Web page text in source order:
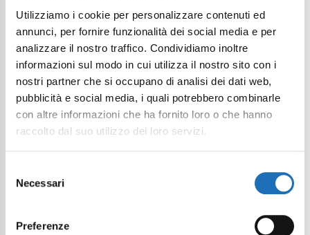
Utilizziamo i cookie per personalizzare contenuti ed
annunci, per fornire funzionalità dei social media e per
analizzare il nostro traffico. Condividiamo inoltre
informazioni sul modo in cui utilizza il nostro sito con i
nostri partner che si occupano di analisi dei dati web,
pubblicità e social media, i quali potrebbero combinarle
con altre informazioni che ha fornito loro o che hanno
raccolto dal suo utilizzo dei loro servizi.
delNecessari
Preferenze